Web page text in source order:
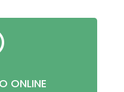
ONLINE